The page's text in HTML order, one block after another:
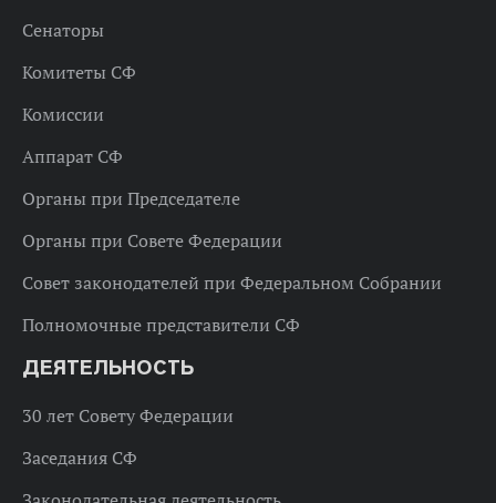
Сенаторы
Комитеты СФ
Комиссии
Аппарат СФ
Органы при Председателе
Органы при Совете Федерации
Совет законодателей при Федеральном Собрании
Полномочные представители СФ
ДЕЯТЕЛЬНОСТЬ
30 лет Совету Федерации
Заседания СФ